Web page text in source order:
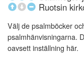
Ruotsin
Välj de psalmböcker
psalmhänvisningarna.
oavsett inställning här.